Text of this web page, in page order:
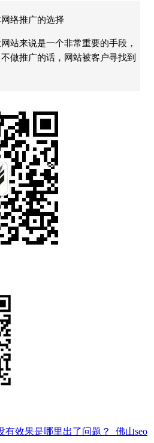
络推广的选择
站来说是一个非常重要的手段，
做推广的话，网站被客户寻找到
有效果是哪里出了问题？_佛山seo